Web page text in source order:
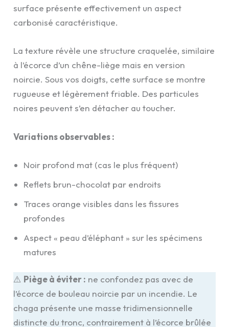
surface présente effectivement un aspect
carbonisé caractéristique.
La texture révèle une structure craquelée, similaire
à l’écorce d’un chêne-liège mais en version
noircie. Sous vos doigts, cette surface se montre
rugueuse et légèrement friable. Des particules
noires peuvent s’en détacher au toucher.
Variations observables :
Noir profond mat (cas le plus fréquent)
Reflets brun-chocolat par endroits
Traces orange visibles dans les fissures
profondes
Aspect « peau d’éléphant » sur les spécimens
matures
⚠️ Piège à éviter : ne confondez pas avec de
l’écorce de bouleau noircie par un incendie. Le
chaga présente une masse tridimensionnelle
distincte du tronc, contrairement à l’écorce brûlée